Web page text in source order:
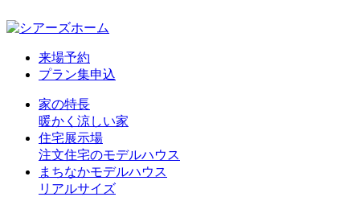
来場予約
プラン集申込
家の特長
暖かく涼しい家
住宅展示場
注文住宅のモデルハウス
まちなかモデルハウス
リアルサイズ